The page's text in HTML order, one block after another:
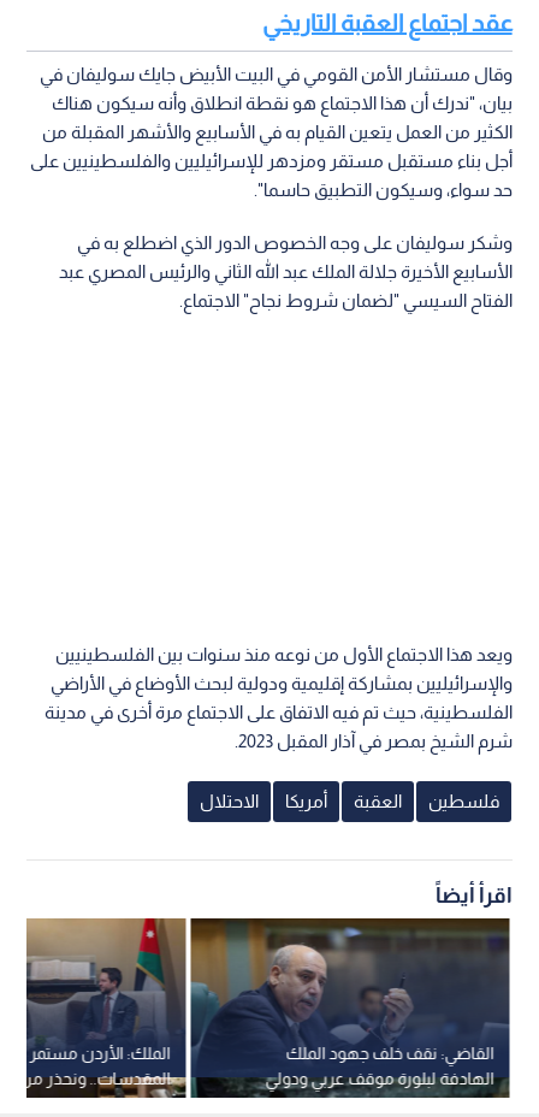
عقد اجتماع العقبة التاريخي
وقال مستشار الأمن القومي في البيت الأبيض جايك سوليفان في
بيان، "ندرك أن هذا الاجتماع هو نقطة انطلاق وأنه سيكون هناك
الكثير من العمل يتعين القيام به في الأسابيع والأشهر المقبلة من
أجل بناء مستقبل مستقر ومزدهر للإسرائيليين والفلسطينيين على
حد سواء، وسيكون التطبيق حاسما".
وشكر سوليفان على وجه الخصوص الدور الذي اضطلع به في
الأسابيع الأخيرة جلالة الملك عبد الله الثاني والرئيس المصري عبد
الفتاح السيسي "لضمان شروط نجاح" الاجتماع.
ويعد هذا الاجتماع الأول من نوعه منذ سنوات بين الفلسطينيين
والإسرائيليين بمشاركة إقليمية ودولية لبحث الأوضاع في الأراضي
الفلسطينية، حيث تم فيه الاتفاق على الاجتماع مرة أخرى في مدينة
شرم الشيخ بمصر في آذار المقبل 2023.
فلسطين العقبة أمريكا الاحتلال
اقرأ أيضاً
الملك: الأردن مستمر في
المقدسات.. ونحذر من
الاضطرابات لفرض واقع
القاضي: نقف خلف جهود الملك
الهادفة لبلورة موقف عربي ودولي
يوقف انتهاكات الاحتلال